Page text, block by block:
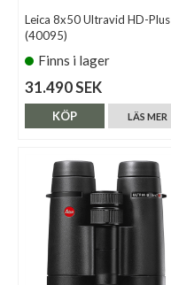
Leica 8x50 Ultravid HD-Plus
(40095)
Finns i lager
31.490 SEK
LÄS MER
KÖP